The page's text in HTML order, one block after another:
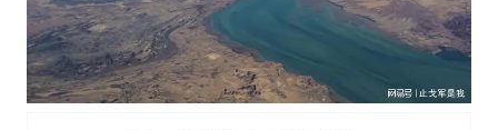
笔试第一被劝弃考涉事副校长被撤职
白海豚5次眼壁置换
构建更高水平的全民健身公共服务体系